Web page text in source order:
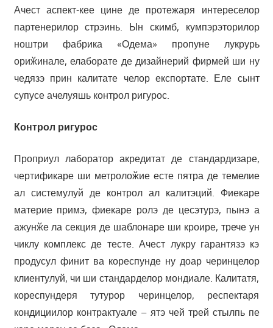
Ачест аспект-кее цине де протежаря интереселор
партенерилор стрэинь. Ын скимб, кумпэрэторилор
ноштри фабрика «Одема» пропуне лукрурь
ориӂинале, елаборате де дизайнерий фирмей ши ну
чедязэ прин калитате челор експортате. Еле сынт
супусе ачелуяшь контрол ригурос.
Контрол ригурос
Проприул лаборатор акредитат де стандардизаре,
чертификаре ши метролоӂие есте пятра де темелие
ал системулуй де контрол ал калитэций. Фиекаре
материе примэ, фиекаре ролэ де цесэтурэ, пынэ а
ажунӂе ла секция де шаблонаре ши кроире, трече ун
чиклу комплекс де тесте. Ачест лукру гарантязэ кэ
продусул финит ва кореспунде ну доар черинцелор
клиентулуй, чи ши стандарделор мондиале. Калитатя,
кореспундеря тутурор черинцелор, респектаря
кондициилор контрактуале – ятэ чей трей стылпь пе